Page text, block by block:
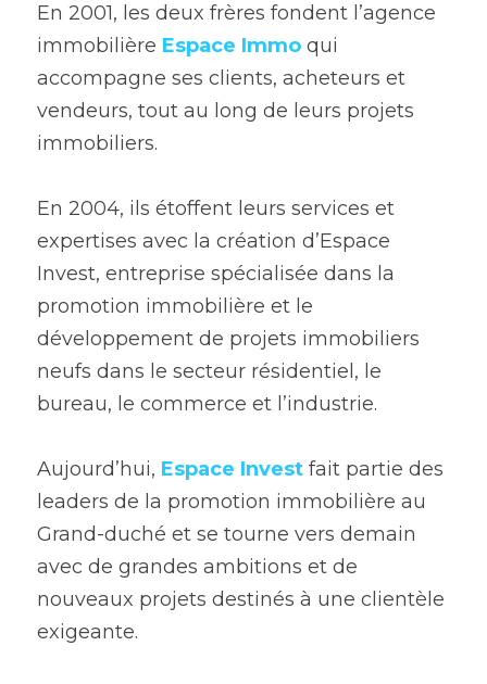
En 2001, les deux frères fondent l’agence
immobilière Espace Immo qui
accompagne ses clients, acheteurs et
vendeurs, tout au long de leurs projets
immobiliers.
En 2004, ils étoffent leurs services et
expertises avec la création d’Espace
Invest, entreprise spécialisée dans la
promotion immobilière et le
développement de projets immobiliers
neufs dans le secteur résidentiel, le
bureau, le commerce et l’industrie.
Aujourd’hui, Espace Invest fait partie des
leaders de la promotion immobilière au
Grand-duché et se tourne vers demain
avec de grandes ambitions et de
nouveaux projets destinés à une clientèle
exigeante.